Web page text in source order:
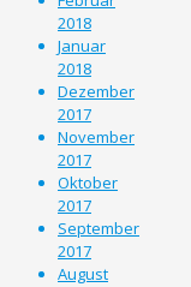
2018
Januar
2018
Dezember
2017
November
2017
Oktober
2017
September
2017
August